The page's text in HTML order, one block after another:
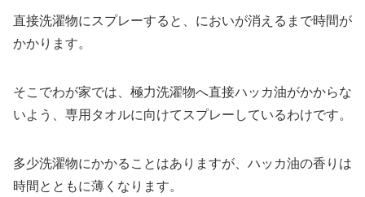
直接洗濯物にスプレーすると、においが消えるまで時間が
かかります。
そこでわが家では、極力洗濯物へ直接ハッカ油がかからな
いよう、専用タオルに向けてスプレーしているわけです。
多少洗濯物にかかることはありますが、ハッカ油の香りは
時間とともに薄くなります。